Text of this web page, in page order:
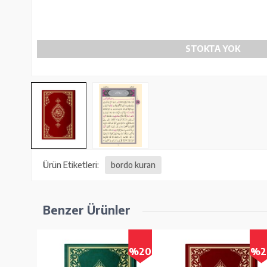
STOKTA YOK
Ürün Etiketleri: bordo kuran
Benzer Ürünler
%20